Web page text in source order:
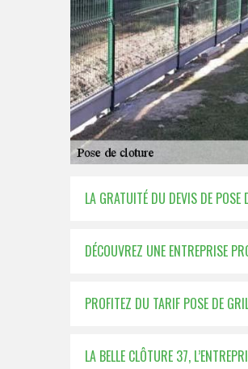
LA GRATUITÉ DU DEVIS DE POSE
DÉCOUVREZ UNE ENTREPRISE
PROFITEZ DU TARIF POSE DE
LA BELLE CLÔTURE 37,